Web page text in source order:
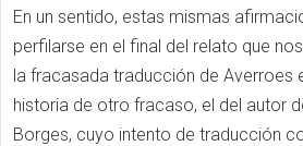
En un sentido, estas mismas
perfilarse en el final del relato que
la fracasada traducción de Averroes
historia de otro fracaso, el del autor
Borges, cuyo intento de traducción